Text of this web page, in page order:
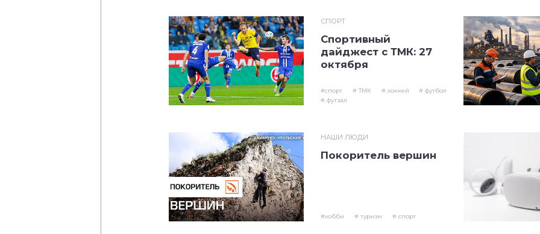
СПОРТ
Спортивный
дайджест с ТМК: 27
октября
#спорт # ТМК # хоккей
# футбол
# футзал
НАШИ ЛЮДИ
Покоритель вершин
#хобби # туризм # спорт